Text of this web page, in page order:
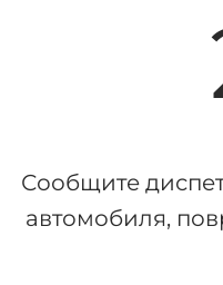
Сообщите
автомобиля,